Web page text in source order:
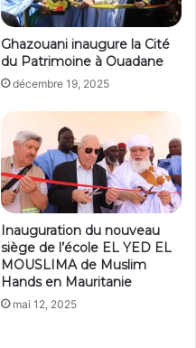
Ghazouani inaugure la Cité
du Patrimoine à Ouadane
décembre 19, 2025
Inauguration du nouveau
siège de l’école EL YED EL
MOUSLIMA de Muslim
Hands en Mauritanie
mai 12, 2025